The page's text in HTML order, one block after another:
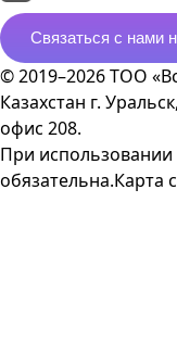
Связаться с нами
© 2019–2026 ТОО
Казахстан г.
офис 208.
При использовании
обязательна.Карта